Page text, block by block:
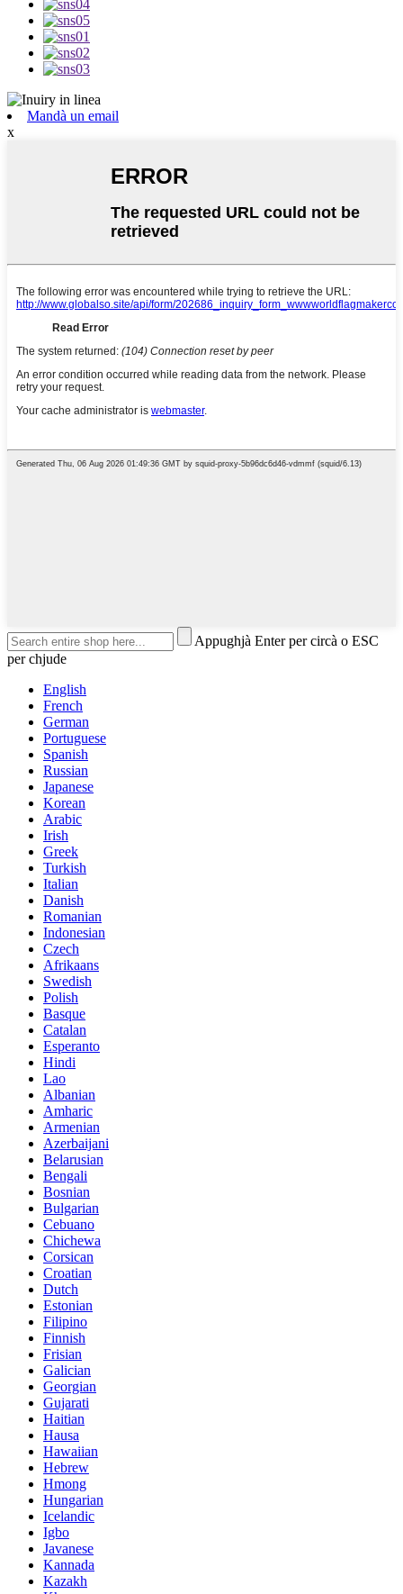
Mandà un email
x
Appughjà Enter per circà o ESC
per chjude
English
French
German
Portuguese
Spanish
Russian
Japanese
Korean
Arabic
Irish
Greek
Turkish
Italian
Danish
Romanian
Indonesian
Czech
Afrikaans
Swedish
Polish
Basque
Catalan
Esperanto
Hindi
Lao
Albanian
Amharic
Armenian
Azerbaijani
Belarusian
Bengali
Bosnian
Bulgarian
Cebuano
Chichewa
Corsican
Croatian
Dutch
Estonian
Filipino
Finnish
Frisian
Galician
Georgian
Gujarati
Haitian
Hausa
Hawaiian
Hebrew
Hmong
Hungarian
Icelandic
Igbo
Javanese
Kannada
Kazakh